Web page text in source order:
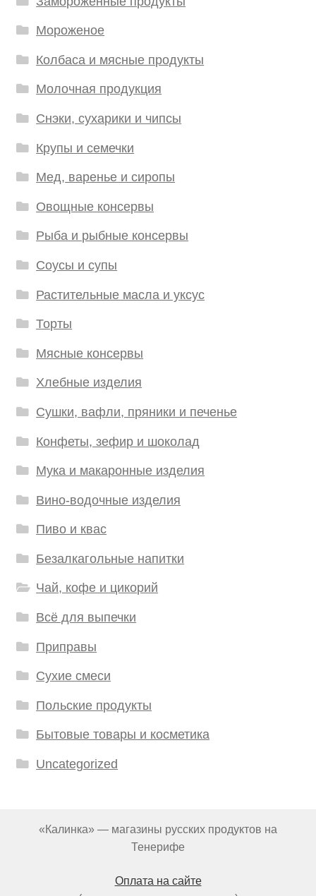
Мороженое
Колбаса и мясные продукты
Молочная продукция
Снэки, сухарики и чипсы
Крупы и семечки
Мед, варенье и сиропы
Овощные консервы
Рыба и рыбные консервы
Соусы и супы
Растительные масла и уксус
Торты
Мясные консервы
Хлебные изделия
Сушки, вафли, пряники и печенье
Конфеты, зефир и шоколад
Мука и макаронные изделия
Вино-водочные изделия
Пиво и квас
Безалкагольные напитки
Чай, кофе и цикорий
Всё для выпечки
Приправы
Сухие смеси
Польские продукты
Бытовые товары и косметика
Uncategorized
«Калинка» — магазины русских продуктов на
Тенерифе
Оплата на сайте